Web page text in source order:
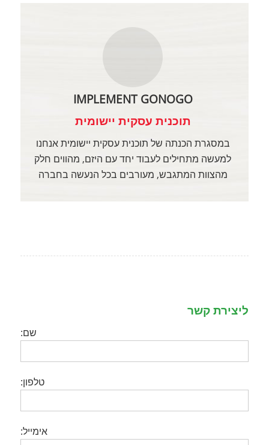
IMPLEMENT GONOGO
תוכנית עסקית יישומית
במסגרת הכנתה של תוכנית עסקית יישומית אנחנו
למעשה מתחילים לעבוד יחד עם היזם, מהווים חלק
מהצוות המתגבש, מעורבים בכל הנעשה בחברה
ליצירת קשר
שם:
טלפון:
אימייל: